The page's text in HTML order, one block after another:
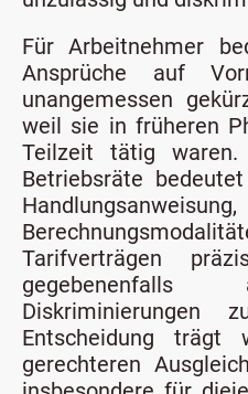
Für Arbeitnehmer
Ansprüche auf
unangemessen
weil sie in früheren
Teilzeit tätig
Betriebsräte
Tarifverträgen
gegebenenfalls
Diskriminierungen
Entscheidung trägt
gerechteren